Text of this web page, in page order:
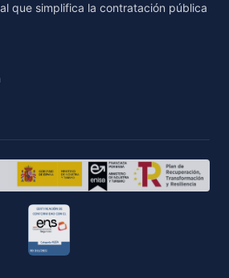
que simplifica la contratación pública